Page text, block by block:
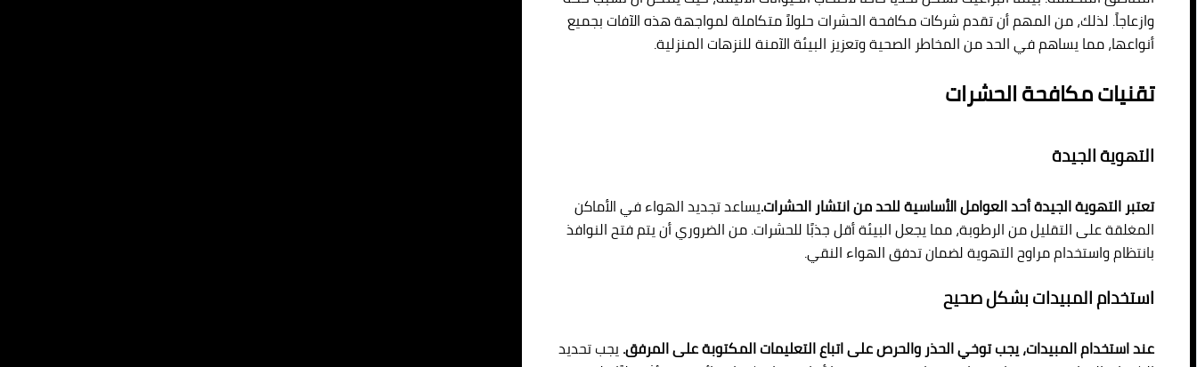
وازعاجاً. لذلك، من المهم أن تقدم شركات مكافحة الحشرات حلولاً متكاملة لمواجهة هذه الآفات بجميع
أنواعها، مما يساهم في الحد من المخاطر الصحية وتعزيز البيئة الآمنة للنزهات المنزلية.
تقنيات مكافحة الحشرات
التهوية الجيدة
تعتبر التهوية الجيدة أحد العوامل الأساسية للحد من انتشار الحشرات.يساعد تجديد الهواء في الأماكن
المغلقة على التقليل من الرطوبة، مما يجعل البيئة أقل جذبًا للحشرات. من الضروري أن يتم فتح النوافذ
بانتظام واستخدام مراوح التهوية لضمان تدفق الهواء النقي.
استخدام المبيدات بشكل صحيح
عند استخدام المبيدات، يجب توخي الحذر والحرص على اتباع التعليمات المكتوبة على المرفق. يجب تحديد